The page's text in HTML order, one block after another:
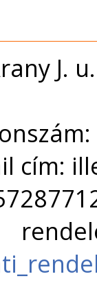
J.
cím: